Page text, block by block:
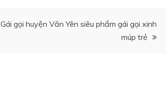
Gái gọi huyện Văn Yên siêu phẩm gái gọi xinh
múp trẻ